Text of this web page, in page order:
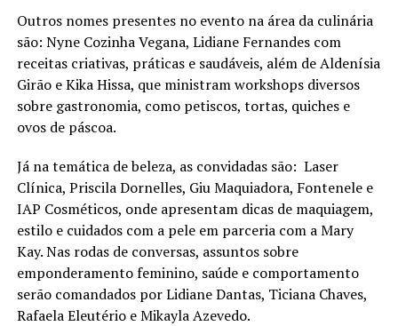
Outros nomes presentes no evento na área da culinária
são: Nyne Cozinha Vegana, Lidiane Fernandes com
receitas criativas, práticas e saudáveis, além de Aldenísia
Girão e Kika Hissa, que ministram workshops diversos
sobre gastronomia, como petiscos, tortas, quiches e
ovos de páscoa.
Já na temática de beleza, as convidadas são: Laser
Clínica, Priscila Dornelles, Giu Maquiadora, Fontenele e
IAP Cosméticos, onde apresentam dicas de maquiagem,
estilo e cuidados com a pele em parceria com a Mary
Kay. Nas rodas de conversas, assuntos sobre
emponderamento feminino, saúde e comportamento
serão comandados por Lidiane Dantas, Ticiana Chaves,
Rafaela Eleutério e Mikayla Azevedo.